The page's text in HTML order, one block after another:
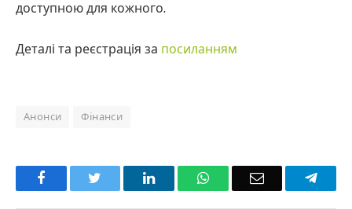
доступною для кожного.
Деталі та реєстрація за посиланням
Анонси Фінанси
Facebook LinkedInWhatsAppEmail